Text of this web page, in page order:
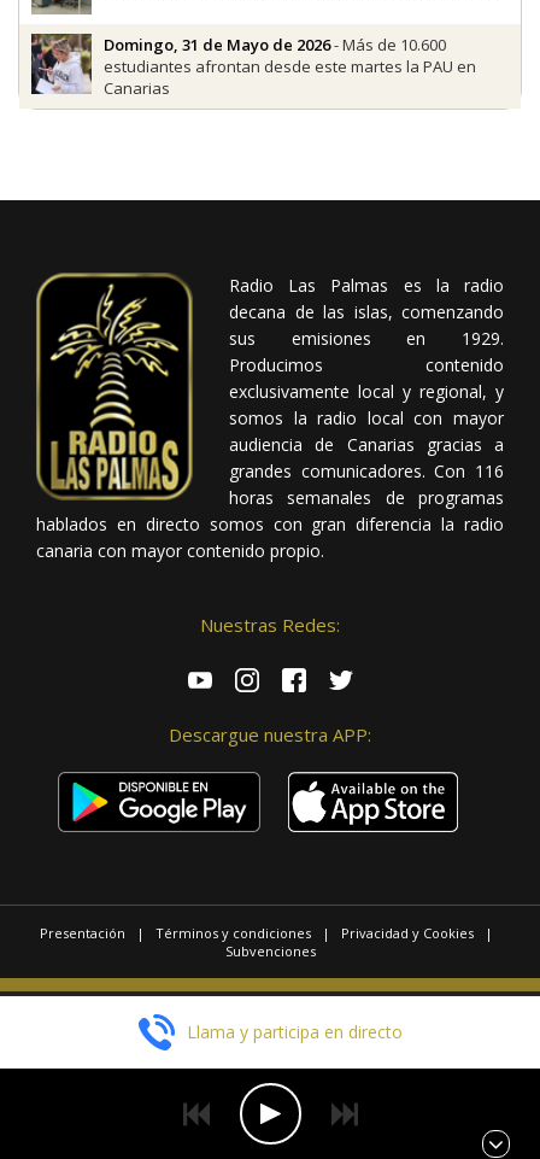
Domingo, 31 de Mayo de 2026- Más de 10.600
estudiantes afrontan desde este martes la PAU en
Canarias
Radio Las Palmas es la radio
decana de las islas, comenzando
sus emisiones en 1929.
Producimos contenido
exclusivamente local y regional, y
somos la radio local con mayor
audiencia de Canarias gracias a
grandes comunicadores. Con 116
horas semanales de programas
hablados en directo somos con gran diferencia la radio
canaria con mayor contenido propio.
Nuestras Redes:
Descargue nuestra APP:
Presentación | Términos y condiciones | Privacidad y Cookies |
Subvenciones
Página realizada porWeb Las Palmas
Llama y participa en directo
EN DIRECTO